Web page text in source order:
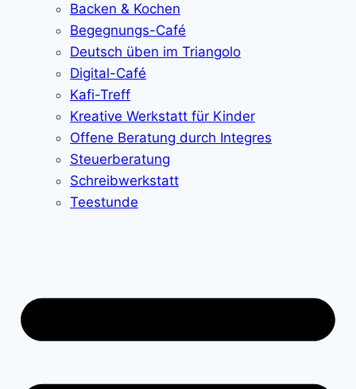
Backen & Kochen
Begegnungs-Café
Deutsch üben im Triangolo
Digital-Café
Kafi-Treff
Kreative Werkstatt für Kinder
Offene Beratung durch Integres
Steuerberatung
Schreibwerkstatt
Teestunde